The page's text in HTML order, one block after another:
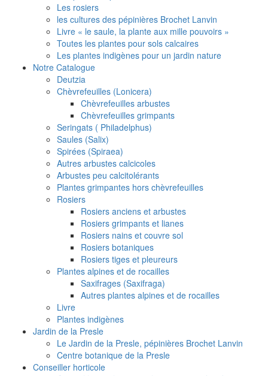
Les rosiers
les cultures des pépinières Brochet Lanvin
Livre « le saule, la plante aux mille pouvoirs »
Toutes les plantes pour sols calcaires
Les plantes indigènes pour un jardin nature
Notre Catalogue
Deutzia
Chèvrefeuilles (Lonicera)
Chèvrefeuilles arbustes
Chèvrefeuilles grimpants
Seringats ( Philadelphus)
Saules (Salix)
Spirées (Spiraea)
Autres arbustes calcicoles
Arbustes peu calcitolérants
Plantes grimpantes hors chèvrefeuilles
Rosiers
Rosiers anciens et arbustes
Rosiers grimpants et lianes
Rosiers nains et couvre sol
Rosiers botaniques
Rosiers tiges et pleureurs
Plantes alpines et de rocailles
Saxifrages (Saxifraga)
Autres plantes alpines et de rocailles
Livre
Plantes indigènes
Jardin de la Presle
Le Jardin de la Presle, pépinières Brochet Lanvin
Centre botanique de la Presle
Conseiller horticole